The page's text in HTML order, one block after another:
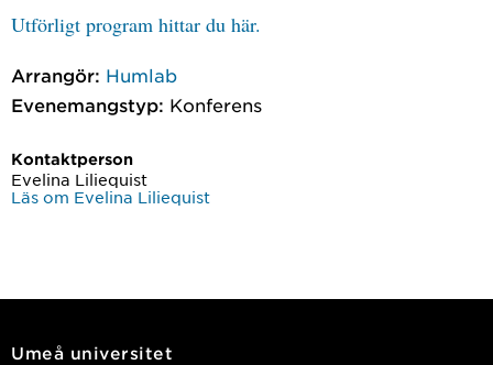
Utförligt program hittar du här.
Arrangör: Humlab
Evenemangstyp: Konferens
Kontaktperson
Evelina Liliequist
Läs om Evelina Liliequist
Umeå universitet